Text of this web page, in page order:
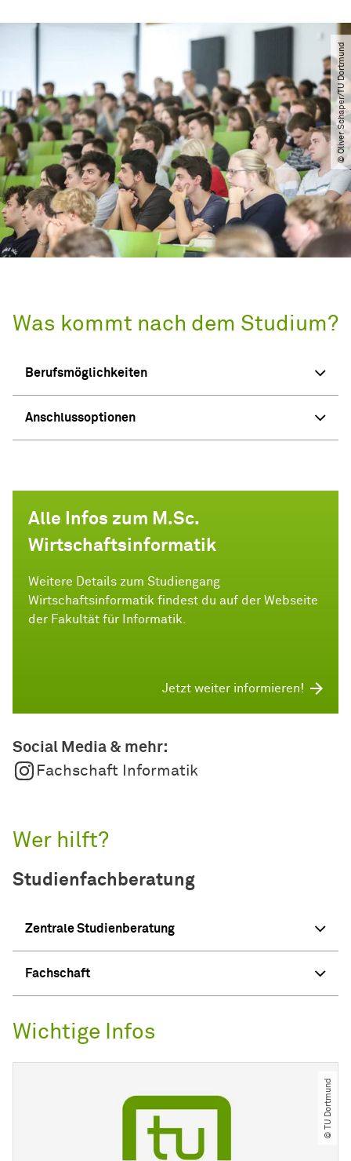
© Oliver Schaper​/​TU Dortmund
Was kommt nach dem Studium?
Berufsmöglichkeiten
Anschlussoptionen
Alle Infos zum M.Sc.
Wirtschaftsinformatik
Weitere Details zum Studiengang
Wirtschaftsinformatik findest du auf der Webseite
der Fakultät für Informatik.
Jetzt weiter informieren!
Social Media & mehr:
Fachschaft Informatik
Wer hilft?
Studienfachberatung
Zentrale Studienberatung
Fachschaft
Wichtige Infos
© TU Dortmund